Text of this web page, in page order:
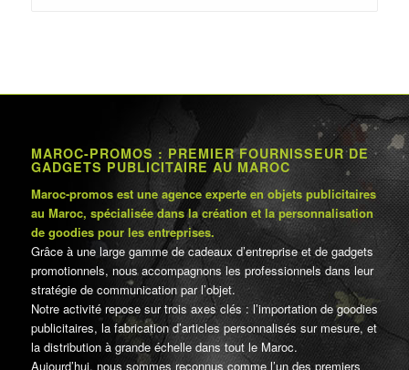
MAROC-PROMOS : PREMIER FOURNISSEUR DE
GADGETS PUBLICITAIRE AU MAROC
Maroc-promos est une agence experte en objets publicitaires
au Maroc, spécialisée dans la création et la personnalisation
de goodies pour les entreprises.
Grâce à une large gamme de cadeaux d’entreprise et de gadgets
promotionnels, nous accompagnons les professionnels dans leur
stratégie de communication par l’objet.
Notre activité repose sur trois axes clés : l’importation de goodies
publicitaires, la fabrication d’articles personnalisés sur mesure, et
la distribution à grande échelle dans tout le Maroc.
Aujourd’hui, nous sommes reconnus comme l’un des premiers